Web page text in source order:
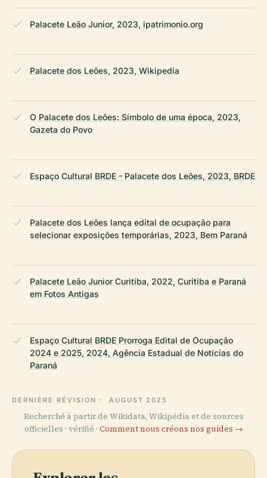
Palacete Leão Junior, 2023, ipatrimonio.org
Palacete dos Leões, 2023, Wikipedia
O Palacete dos Leões: Símbolo de uma época, 2023,
Gazeta do Povo
Espaço Cultural BRDE - Palacete dos Leões, 2023, BRDE
Palacete dos Leões lança edital de ocupação para
selecionar exposições temporárias, 2023, Bem Paraná
Palacete Leão Junior Curitiba, 2022, Curitiba e Paraná
em Fotos Antigas
Espaço Cultural BRDE Prorroga Edital de Ocupação
2024 e 2025, 2024, Agência Estadual de Notícias do
Paraná
DERNIÈRE RÉVISION : AUGUST 2025
Recherché à partir de Wikidata, Wikipédia et de sources
officielles · vérifié · Comment nous créons nos guides →